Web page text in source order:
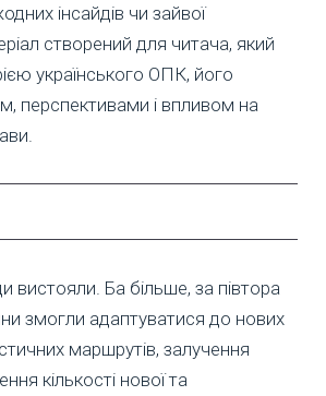
інсайдів чи зайвої
створений для читача, який
українського ОПК, його
перспективами і впливом на
вистояли. Ба більше, за півтора
змогли адаптуватися до нових
маршрутів, залучення
кількості нової та